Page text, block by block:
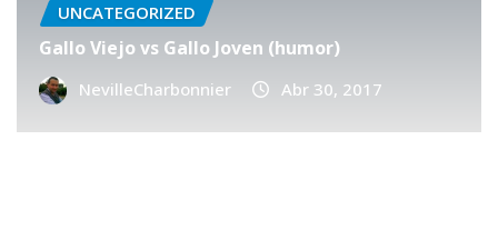
UNCATEGORIZED
Gallo Viejo vs Gallo Joven (humor)
NevilleCharbonnier Abr 30, 2017